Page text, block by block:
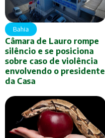
Bahia
Câmara de Lauro rompe
silêncio e se posiciona
sobre caso de violência
envolvendo o presidente
da Casa